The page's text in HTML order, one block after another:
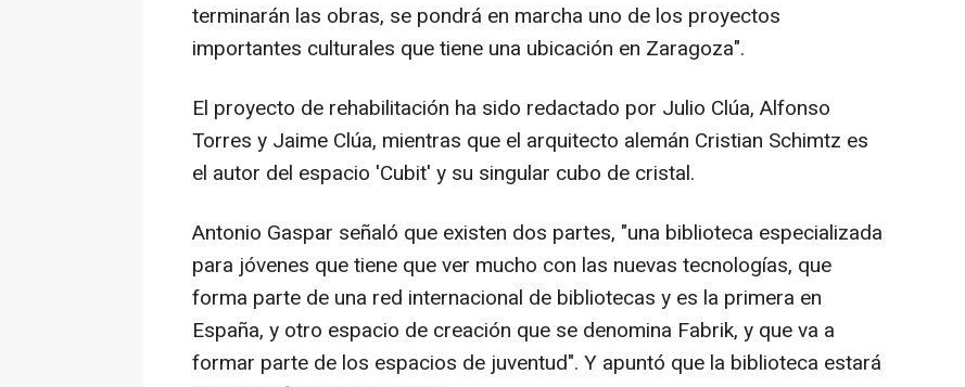
terminarán las obras, se pondrá en marcha uno de los proyectos
importantes culturales que tiene una ubicación en Zaragoza".
El proyecto de rehabilitación ha sido redactado por Julio Clúa, Alfonso
Torres y Jaime Clúa, mientras que el arquitecto alemán Cristian Schimtz es
el autor del espacio 'Cubit' y su singular cubo de cristal.
Antonio Gaspar señaló que existen dos partes, "una biblioteca especializada
para jóvenes que tiene que ver mucho con las nuevas tecnologías, que
forma parte de una red internacional de bibliotecas y es la primera en
España, y otro espacio de creación que se denomina Fabrik, y que va a
formar parte de los espacios de juventud". Y apuntó que la biblioteca estará